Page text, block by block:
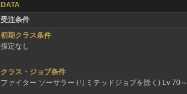
DATA
受注条件
初期クラス条件
指定なし
クラス・ジョブ条件
ファイター ソーサラー (リミテッドジョブを除く) Lv 70～